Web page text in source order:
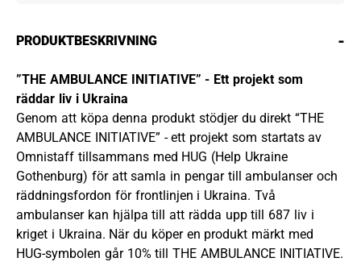
PRODUKTBESKRIVNING -
”THE AMBULANCE INITIATIVE” - Ett projekt som
räddar liv i Ukraina
Genom att köpa denna produkt stödjer du direkt “THE
AMBULANCE INITIATIVE” - ett projekt som startats av
Omnistaff tillsammans med HUG (Help Ukraine
Gothenburg) för att samla in pengar till ambulanser och
räddningsfordon för frontlinjen i Ukraina. Två
ambulanser kan hjälpa till att rädda upp till 687 liv i
kriget i Ukraina. När du köper en produkt märkt med
HUG-symbolen går 10% till THE AMBULANCE INITIATIVE.